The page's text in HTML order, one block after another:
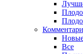
Все